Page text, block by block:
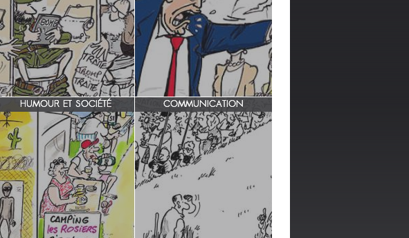
HUMOUR ET SOCIÉTÉ
zone 51
COMMUNICATION
INRA/ Rotation des terres.